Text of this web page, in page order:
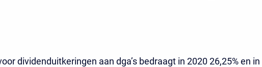
dividenduitkeringen aan dga’s bedraagt in 2020 26,25% en in